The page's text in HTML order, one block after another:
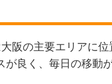
阪の主要エリアに
良く、毎日の移動